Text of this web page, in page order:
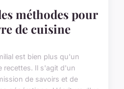
méthodes pour
de cuisine
est bien plus qu'un
recettes. Il s'agit d'un
de savoirs et de